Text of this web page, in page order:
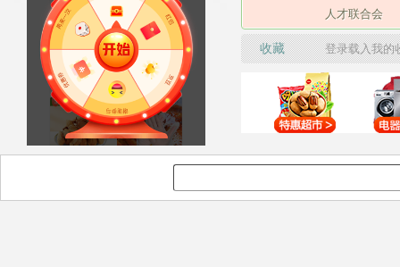
人才联合会
收藏 登录载入我